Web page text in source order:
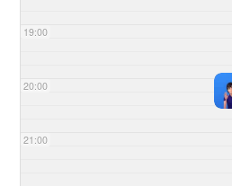
19:00
20:00
21:00